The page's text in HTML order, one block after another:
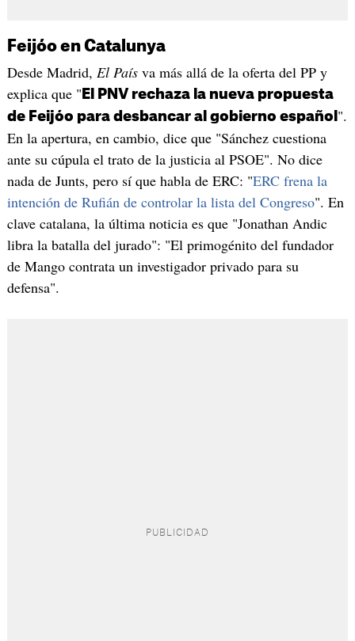
Feijóo en Catalunya
Desde Madrid, El Paísva más allá de la oferta del PP y
explica que " El PNV rechaza la nueva propuesta
de Feijóo para desbancar al gobierno español ".
En la apertura, en cambio, dice que "Sánchez cuestiona
ante su cúpula el trato de la justicia al PSOE". No dice
nada de Junts, pero sí que habla de ERC: "ERC frena la
intención de Rufián de controlar la lista del Congreso". En
clave catalana, la última noticia es que "Jonathan Andic
libra la batalla del jurado": "El primogénito del fundador
de Mango contrata un investigador privado para su
defensa".